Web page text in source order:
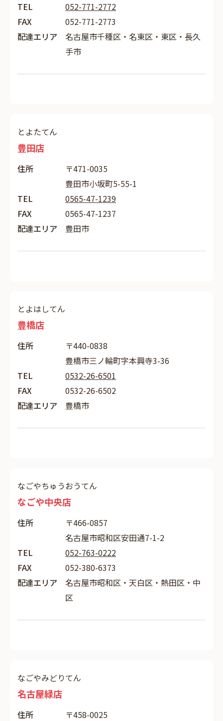
TEL
052-771-2772
FAX
052-771-2773
配達エリア
名古屋市千種区・名東区・東区・長久
手市
とよたてん
豊田店
住所
〒471-0035
豊田市小坂町5-55-1
TEL
0565-47-1239
FAX
0565-47-1237
配達エリア
豊田市
とよはしてん
豊橋店
住所
〒440-0838
豊橋市三ノ輪町字本興寺3-36
TEL
0532-26-6501
FAX
0532-26-6502
配達エリア
豊橋市
なごやちゅうおうてん
なごや中央店
住所
〒466-0857
名古屋市昭和区安田通7-1-2
TEL
052-763-0222
FAX
052-380-6373
配達エリア
名古屋市昭和区・天白区・熱田区・中
区
なごやみどりてん
名古屋緑店
住所 〒458-0025